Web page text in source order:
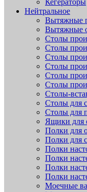
Кегераторы
Нейтральное
Вытяжные
Вытяжные
Столы
Столы
Столы
Столы
Столы
Столы
Столы-
Столы для
Столы для
Ящики для
Полки для
Полки для
Полки
Полки
Полки
Полки
Моечные